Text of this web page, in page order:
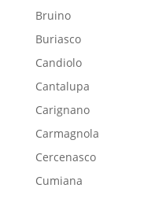
Bruino
Buriasco
Candiolo
Cantalupa
Carignano
Carmagnola
Cercenasco
Cumiana